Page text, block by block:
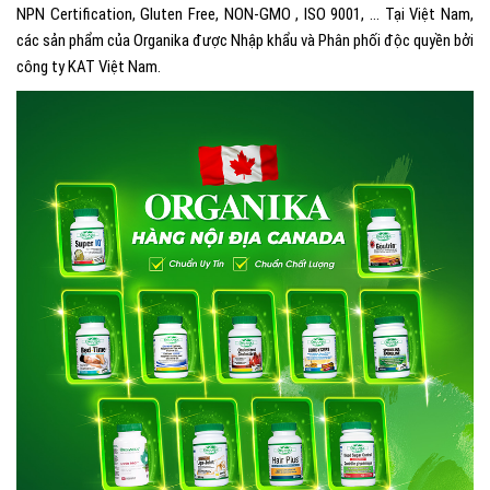
NPN Certification, Gluten Free, NON-GMO , ISO 9001, … Tại Việt Nam,
các sản phẩm của Organika được Nhập khẩu và Phân phối độc quyền bởi
công ty KAT Việt Nam.